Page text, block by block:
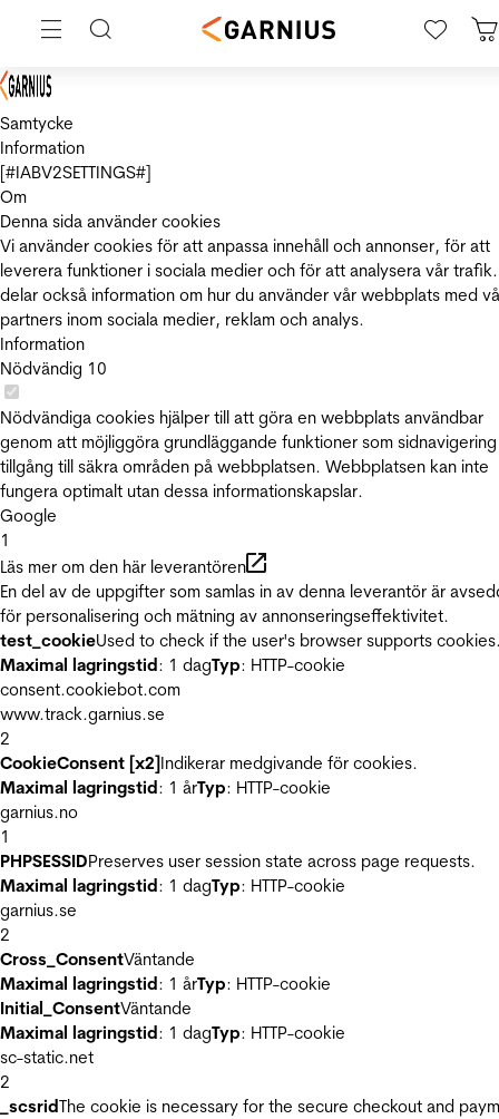
Samtycke
Information
[#IABV2SETTINGS#]
Om
Denna sida använder cookies
Vi använder cookies för att anpassa innehåll och annonser, för att
leverera funktioner i sociala medier och för att analysera vår
delar också information om hur du använder vår webbplats med
partners inom sociala medier, reklam och analys.
Information
Nödvändig 10
Nödvändiga cookies hjälper till att göra en webbplats användbar
genom att möjliggöra grundläggande funktioner som
tillgång till säkra områden på webbplatsen. Webbplatsen kan inte
fungera optimalt utan dessa informationskapslar.
Google
1
Läs mer om den här leverantören
En del av de uppgifter som samlas in av denna leverantör är
för personalisering och mätning av annonseringseffektivitet.
test_cookieUsed to check if the user's browser supports
Maximal lagringstid: 1 dagTyp: HTTP-cookie
consent.cookiebot.com
www.track.garnius.se
2
CookieConsent [x2]Indikerar medgivande för cookies.
Maximal lagringstid: 1 årTyp: HTTP-cookie
garnius.no
1
PHPSESSIDPreserves user session state across page requests.
Maximal lagringstid: 1 dagTyp: HTTP-cookie
garnius.se
2
Cross_ConsentVäntande
Maximal lagringstid: 1 årTyp: HTTP-cookie
Initial_ConsentVäntande
Maximal lagringstid: 1 dagTyp: HTTP-cookie
sc-static.net
2
_scsridThe cookie is necessary for the secure checkout and